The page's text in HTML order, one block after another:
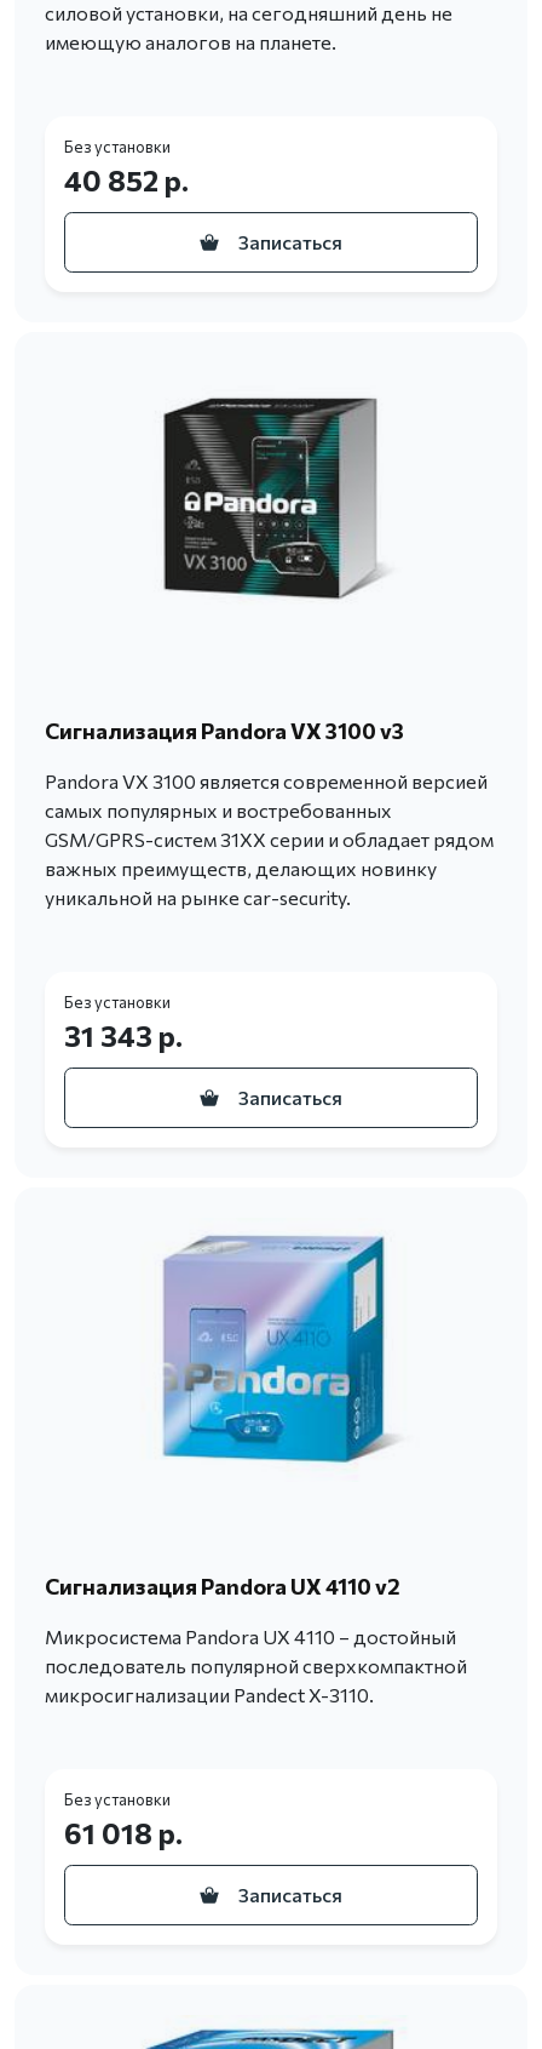
силовой установки, на сегодняшний день не
имеющую аналогов на планете.
Без установки
40 852 р.
Записаться
Сигнализация Pandora VX 3100 v3
Pandora VX 3100 является современной версией
самых популярных и востребованных
GSM/GPRS-систем 31ХХ серии и обладает рядом
важных преимуществ, делающих новинку
уникальной на рынке car-security.
Без установки
31 343 р.
Записаться
Сигнализация Pandora UX 4110 v2
Микросистема Pandora UX 4110 – достойный
последователь популярной сверхкомпактной
микросигнализации Pandect X-3110.
Без установки
61 018 р.
Записаться